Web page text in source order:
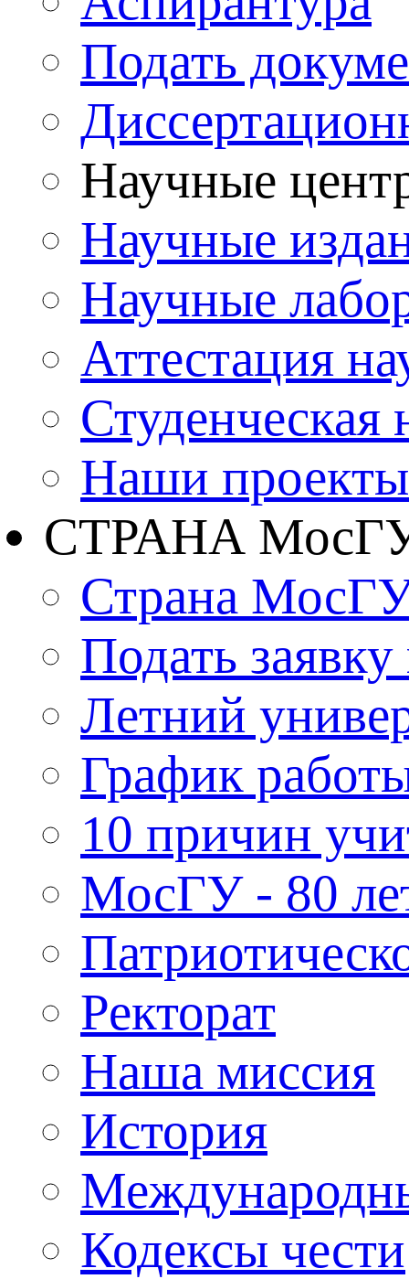
Подать
Научные
Научные
Научные
Аттестация
Студенческая
Наши проекты
СТРАНА
Страна
Подать
Летний
График
10 причин
МосГУ - 80
Ректорат
Наша миссия
История
Кодексы чести